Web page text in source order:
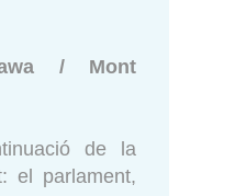
/ Mont
de la
el parlament,